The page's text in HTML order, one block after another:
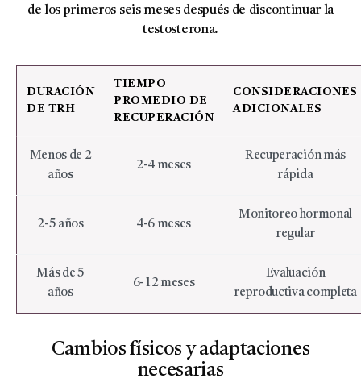
de los primeros seis meses después de discontinuar la
testosterona.
DURACIÓN
DE TRH
TIEMPO
PROMEDIO DE
RECUPERACIÓN
CONSIDERACIONES
ADICIONALES
Menos de 2
años
2-4 meses
Recuperación más
rápida
2-5 años 4-6 meses
Monitoreo hormonal
regular
Más de 5
años
6-12 meses
Evaluación
reproductiva completa
Cambios físicos y adaptaciones
necesarias